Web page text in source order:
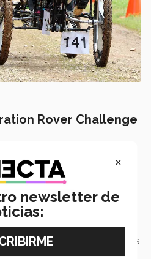
Rover Challenge
a estudiantes
de todo el
roverscapaces de
estudiantilesque
desafiantes
incluyerecorridos
comoasteroides
y antiguos
×
newsletter de